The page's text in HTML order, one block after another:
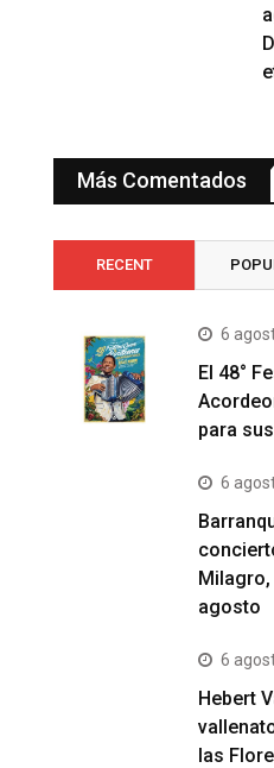
Más Comentados
RECENT
6
El 48°
para
6
Milagro,
agosto
6
Hebert
las